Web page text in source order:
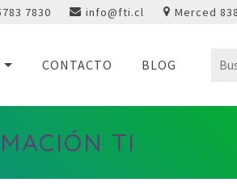
7830 info@fti.cl Merced
CONTACTO BLOG
por:
TI